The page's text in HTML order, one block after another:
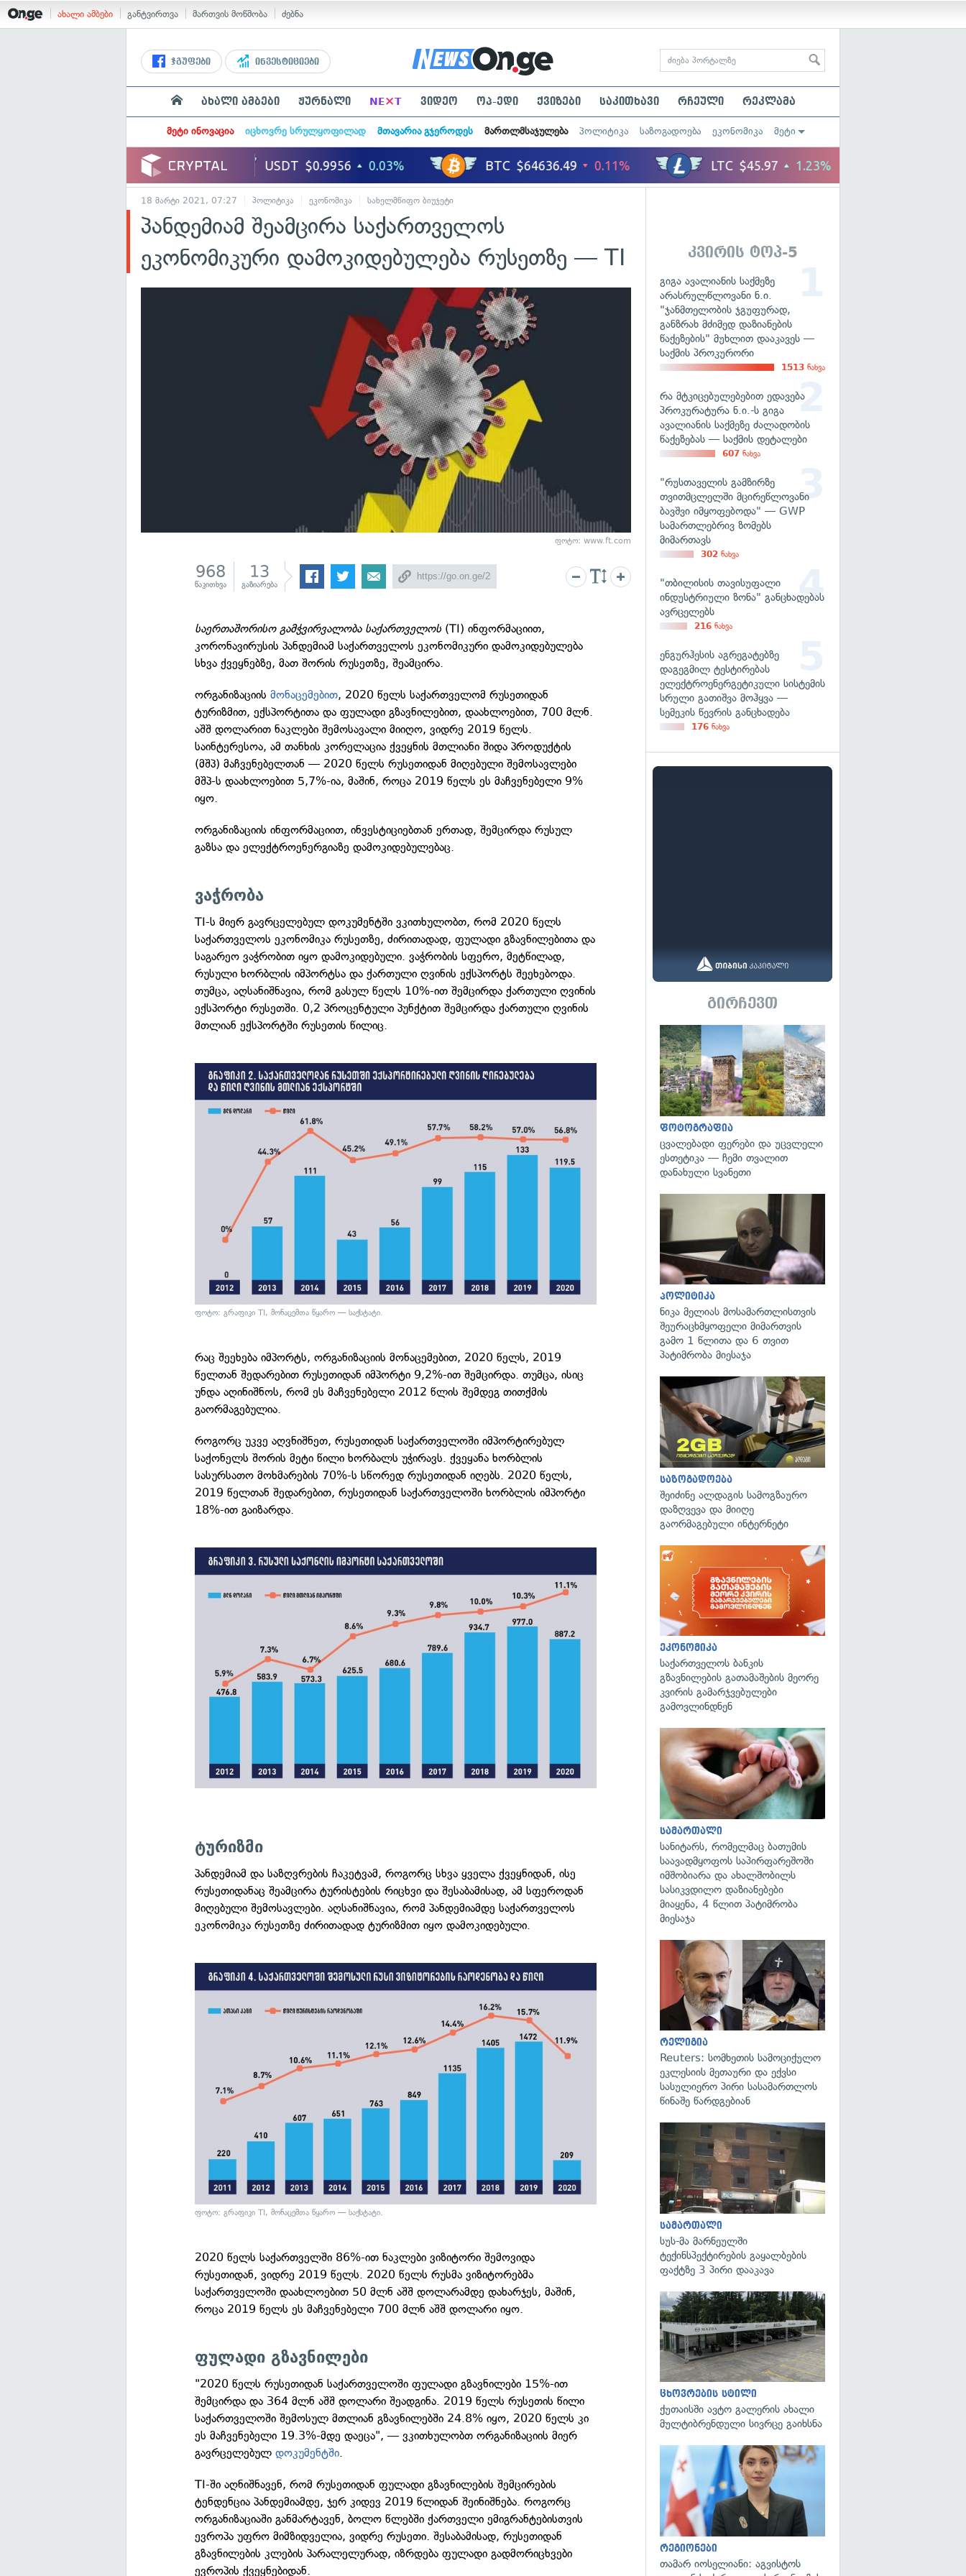
ახალი ამბები განტვირთვა მართვის მოწმობა ძებნა
ჯგუფები ინვესტიციები
ახალი ამბები ჟურნალი NE×T ვიდეო ოპ-ედი ქვიზები საკითხავი რჩეული რეკლამა
მეტი ინოვაცია იცხოვრე სრულყოფილად მთავარია გჯეროდეს მართლმსაჯულება პოლიტიკა საზოგადოება ეკონომიკა მეტი
18 მარტი 2021, 07:27 პოლიტიკა ეკონომიკა სახელმწიფო ბიუჯეტი
პანდემიამ შეამცირა საქართველოს
ეკონომიკური დამოკიდებულება რუსეთზე — TI
ფოტო: www.ft.com
968
წაკითხვა
13
გაზიარება
საერთაშორისო გამჭვირვალობა საქართველოს(TI) ინფორმაციით,
კორონავირუსის პანდემიამ საქართველოს ეკონომიკური დამოკიდებულება
სხვა ქვეყნებზე, მათ შორის რუსეთზე, შეამცირა.
ორგანიზაციისმონაცემებით, 2020 წელს საქართველომ რუსეთიდან
ტურიზმით, ექსპორტითა და ფულადი გზავნილებით, დაახლოებით, 700 მლნ.
აშშ დოლარით ნაკლები შემოსავალი მიიღო, ვიდრე 2019 წელს.
საინტერესოა, ამ თანხის კორელაცია ქვეყნის მთლიანი შიდა პროდუქტის
(მშპ) მაჩვენებელთან — 2020 წელს რუსეთიდან მიღებული შემოსავლები
მშპ-ს დაახლოებით 5,7%-ია, მაშინ, როცა 2019 წელს ეს მაჩვენებელი 9%
იყო.
ორგანიზაციის ინფორმაციით, ინვესტიციებთან ერთად, შემცირდა რუსულ
გაზსა და ელექტროენერგიაზე დამოკიდებულებაც.
ვაჭრობა
TI-ს მიერ გავრცელებულ დოკუმენტში ვკითხულობთ, რომ 2020 წელს
საქართველოს ეკონომიკა რუსეთზე, ძირითადად, ფულადი გზავნილებითა და
საგარეო ვაჭრობით იყო დამოკიდებული. ვაჭრობის სფერო, მეტწილად,
რუსული ხორბლის იმპორტსა და ქართული ღვინის ექსპორტს შეეხებოდა.
თუმცა, აღსანიშნავია, რომ გასულ წელს 10%-ით შემცირდა ქართული ღვინის
ექსპორტი რუსეთში. 0,2 პროცენტული პუნქტით შემცირდა ქართული ღვინის
მთლიან ექსპორტში რუსეთის წილიც.
ფოტო: გრაფიკი TI, მონაცემთა წყარო — საქსტატი.
რაც შეეხება იმპორტს, ორგანიზაციის მონაცემებით, 2020 წელს, 2019
წელთან შედარებით რუსეთიდან იმპორტი 9,2%-ით შემცირდა. თუმცა, ისიც
უნდა აღინიშნოს, რომ ეს მაჩვენებელი 2012 წლის შემდეგ თითქმის
გაორმაგებულია.
როგორც უკვე აღვნიშნეთ, რუსეთიდან საქართველოში იმპორტირებულ
საქონელს შორის მეტი წილი ხორბალს უჭირავს. ქვეყანა ხორბლის
სასურსათო მოხმარების 70%-ს სწორედ რუსეთიდან იღებს. 2020 წელს,
2019 წელთან შედარებით, რუსეთიდან საქართველოში ხორბლის იმპორტი
18%-ით გაიზარდა.
ტურიზმი
პანდემიამ და საზღვრების ჩაკეტვამ, როგორც სხვა ყველა ქვეყნიდან, ისე
რუსეთიდანაც შეამცირა ტურისტების რიცხვი და შესაბამისად, ამ სფეროდან
მიღებული შემოსავლები. აღსანიშნავია, რომ პანდემიამდე საქართველოს
ეკონომიკა რუსეთზე ძირითადად ტურიზმით იყო დამოკიდებული.
ფოტო: გრაფიკი TI, მონაცემთა წყარო — საქსტატი.
2020 წელს საქართველში 86%-ით ნაკლები ვიზიტორი შემოვიდა
რუსეთიდან, ვიდრე 2019 წელს. 2020 წელს რუსმა ვიზიტორებმა
საქართველოში დაახლოებით 50 მლნ აშშ დოლარამდე დახარჯეს, მაშინ,
როცა 2019 წელს ეს მაჩვენებელი 700 მლნ აშშ დოლარი იყო.
ფულადი გზავნილები
"2020 წელს რუსეთიდან საქართველოში ფულადი გზავნილები 15%-ით
შემცირდა და 364 მლნ აშშ დოლარი შეადგინა. 2019 წელს რუსეთის წილი
საქართველოში შემოსულ მთლიან გზავნილებში 24.8% იყო, 2020 წელს კი
ეს მაჩვენებელი 19.3%-მდე დაეცა", — ვკითხულობთ ორგანიზაციის მიერ
გავრცელებულდოკუმენტში
TI-ში აღნიშნავენ, რომ რუსეთიდან ფულადი გზავნილების შემცირების
ტენდენცია პანდემიამდე, ჯერ კიდევ 2019 წლიდან შეინიშნება. როგორც
ორგანიზაციაში განმარტავენ, ბოლო წლებში ქართველი ემიგრანტებისთვის
ევროპა უფრო მიმზიდველია, ვიდრე რუსეთი. შესაბამისად, რუსეთიდან
გზავნილების კლების პარალელურად, იზრდება ფულადი გადმორიცხვები
ევროპის ქვეყნებიდან.
კვირის ტოპ-5
გიგა ავალიანის საქმეზე
არასრულწლოვანი ნ.ი.
"ჯანმთელობის ჯგუფურად,
განზრახ მძიმედ დაზიანების
წაქეზების" მუხლით დააკავეს —
საქმის პროკურორი
1513 ნახვა
რა მტკიცებულებებით ედავება
პროკურატურა ნ.ი.-ს გიგა
ავალიანის საქმეზე ძალადობის
წაქეზებას — საქმის დეტალები
607 ნახვა
"რუსთაველის გამზირზე
თვითმცლელში მცირეწლოვანი
ბავშვი იმყოფებოდა" — GWP
სამართლებრივ ზომებს
მიმართავს
302 ნახვა
"თბილისის თავისუფალი
ინდუსტრიული ზონა" განცხადებას
ავრცელებს
216 ნახვა
ენგურჰესის აგრეგატებზე
დაგეგმილ ტესტირებას
ელექტროენერგეტიკული სისტემის
სრული გათიშვა მოჰყვა —
სემეკის წევრის განცხადება
176 ნახვა
გირჩევთ
ფოტოგრაფია
ცვალებადი ფერები და უცვლელი
ესთეტიკა — ჩემი თვალით
დანახული სვანეთი
პოლიტიკა
ნიკა მელიას მოსამართლისთვის
შეურაცხმყოფელი მიმართვის
გამო 1 წლითა და 6 თვით
პატიმრობა მიესაჯა
საზოგადოება
შეიძინე ალდაგის სამოგზაურო
დაზღვევა და მიიღე
გაორმაგებული ინტერნეტი
ეკონომიკა
საქართველოს ბანკის
გზავნილების გათამაშების მეორე
კვირის გამარჯვებულები
გამოვლინდნენ
სამართალი
სანიტარს, რომელმაც ბათუმის
საავადმყოფოს საპირფარეშოში
იმშობიარა და ახალშობილს
სასიკვდილო დაზიანებები
მიაყენა, 4 წლით პატიმრობა
მიესაჯა
რელიგია
Reuters: სომხეთის სამოციქულო
ეკლესიის მეთაური და ექვსი
სასულიერო პირი სასამართლოს
წინაშე წარდგებიან
სამართალი
სუს-მა მარნეულში
ტექინსპექტირების გაყალბების
ფაქტზე 3 პირი დააკავა
ცხოვრების სტილი
ქუთაისში ავტო გალერის ახალი
მულტიბრენდული სივრცე გაიხსნა
რეგიონები
თამარ იოსელიანი: აგვისტოს